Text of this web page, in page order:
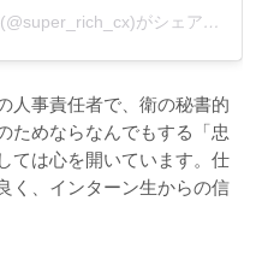
木曜劇場『SUPER RICH』公式(@super_rich_cx)がシェアした投稿
人事責任者で、衛の秘書的
ためならなんでもする「忠
ては心を開いています。仕
く、インターン生からの信